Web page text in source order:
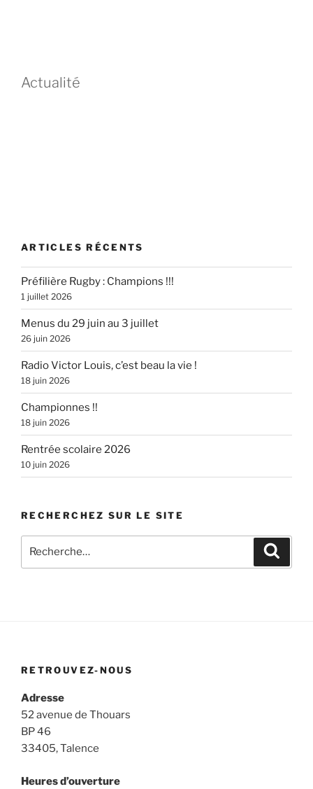
Actualité
ARTICLES RÉCENTS
Préfilière Rugby : Champions !!!
1 juillet 2026
Menus du 29 juin au 3 juillet
26 juin 2026
Radio Victor Louis, c’est beau la vie !
18 juin 2026
Championnes !!
18 juin 2026
Rentrée scolaire 2026
10 juin 2026
RECHERCHEZ SUR LE SITE
pour
RETROUVEZ-NOUS
Adresse
52 avenue de Thouars
BP 46
33405, Talence
Heures d’ouverture